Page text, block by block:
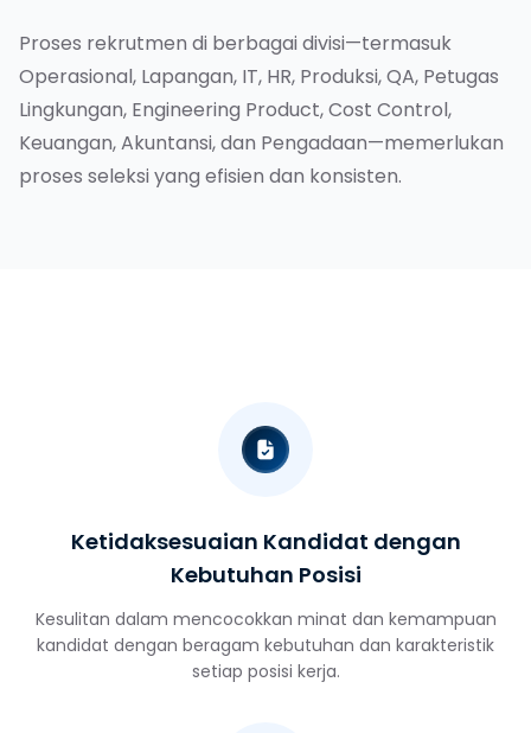
Proses rekrutmen di berbagai divisi—termasuk
Operasional, Lapangan, IT, HR, Produksi, QA, Petugas
Lingkungan, Engineering Product, Cost Control,
Keuangan, Akuntansi, dan Pengadaan—memerlukan
proses seleksi yang efisien dan konsisten.
Ketidaksesuaian Kandidat dengan
Kebutuhan Posisi
Kesulitan dalam mencocokkan minat dan kemampuan
kandidat dengan beragam kebutuhan dan karakteristik
setiap posisi kerja.